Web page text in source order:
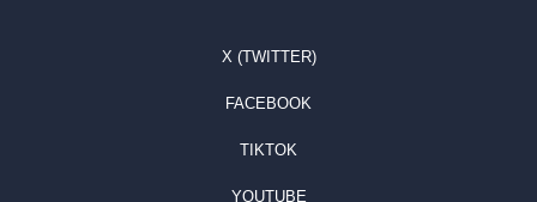
X (TWITTER)
FACEBOOK
TIKTOK
YOUTUBE